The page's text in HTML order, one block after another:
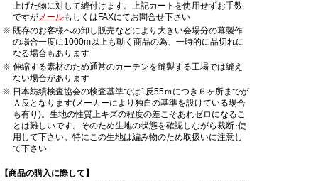
上げた物に対して縫付けます。上記カートを使用せずお手数
ですがメールもしくはFAXにてお問合せ下さい
※ 既存のお客様への卸し販売などにより大きい会場分の幕製作
の場合一度に1000m以上も動く商品の為、一時的に品切れに
なる場合もあります
※ 伸縮する素材のため通常のカーテンを縫製する工場では縫え
ない場合があります
※ 日本紡績検査協会の検査基準では1反55ｍにつき６ヶ所までが
Ａ反となります(メーカーにより独自の基準を設けている場合
も有り)。生地の性質上キズの程度の差こそあれゼロになるこ
とは難しいです。そのため生地の状態を確認しながら裁断･使
用して下さい。特にこの生地は編み物のため取扱いに注意し
て下さい
【商品の購入に際して】